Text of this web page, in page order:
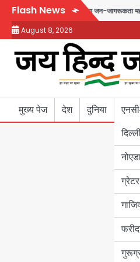
Skip
content
Flash News
17 अगस्त तक चलेगा जन-जागरूकता
August 8, 2026
मुख्य पेज देश दुनिया